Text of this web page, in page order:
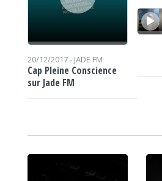
20/12/2017 - JADE FM
Cap Pleine Conscience
sur Jade FM